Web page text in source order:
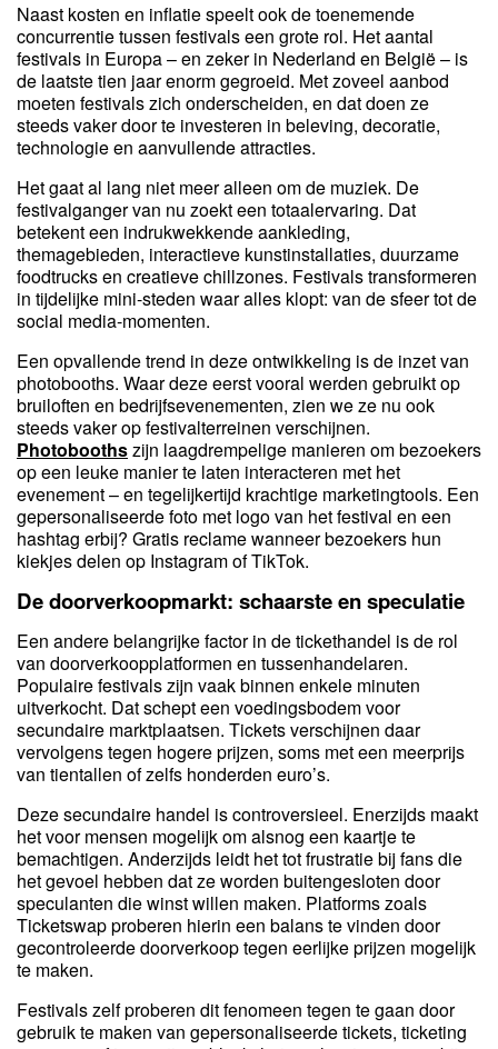
Naast kosten en inflatie speelt ook de toenemende
concurrentie tussen festivals een grote rol. Het aantal
festivals in Europa – en zeker in Nederland en België – is
de laatste tien jaar enorm gegroeid. Met zoveel aanbod
moeten festivals zich onderscheiden, en dat doen ze
steeds vaker door te investeren in beleving, decoratie,
technologie en aanvullende attracties.
Het gaat al lang niet meer alleen om de muziek. De
festivalganger van nu zoekt een totaalervaring. Dat
betekent een indrukwekkende aankleding,
themagebieden, interactieve kunstinstallaties, duurzame
foodtrucks en creatieve chillzones. Festivals transformeren
in tijdelijke mini-steden waar alles klopt: van de sfeer tot de
social media-momenten.
Een opvallende trend in deze ontwikkeling is de inzet van
photobooths. Waar deze eerst vooral werden gebruikt op
bruiloften en bedrijfsevenementen, zien we ze nu ook
steeds vaker op festivalterreinen verschijnen.
Photoboothszijn laagdrempelige manieren om bezoekers
op een leuke manier te laten interacteren met het
evenement – en tegelijkertijd krachtige marketingtools. Een
gepersonaliseerde foto met logo van het festival en een
hashtag erbij? Gratis reclame wanneer bezoekers hun
kiekjes delen op Instagram of TikTok.
De doorverkoopmarkt: schaarste en speculatie
Een andere belangrijke factor in de tickethandel is de rol
van doorverkoopplatformen en tussenhandelaren.
Populaire festivals zijn vaak binnen enkele minuten
uitverkocht. Dat schept een voedingsbodem voor
secundaire marktplaatsen. Tickets verschijnen daar
vervolgens tegen hogere prijzen, soms met een meerprijs
van tientallen of zelfs honderden euro’s.
Deze secundaire handel is controversieel. Enerzijds maakt
het voor mensen mogelijk om alsnog een kaartje te
bemachtigen. Anderzijds leidt het tot frustratie bij fans die
het gevoel hebben dat ze worden buitengesloten door
speculanten die winst willen maken. Platforms zoals
Ticketswap proberen hierin een balans te vinden door
gecontroleerde doorverkoop tegen eerlijke prijzen mogelijk
te maken.
Festivals zelf proberen dit fenomeen tegen te gaan door
gebruik te maken van gepersonaliseerde tickets, ticketing